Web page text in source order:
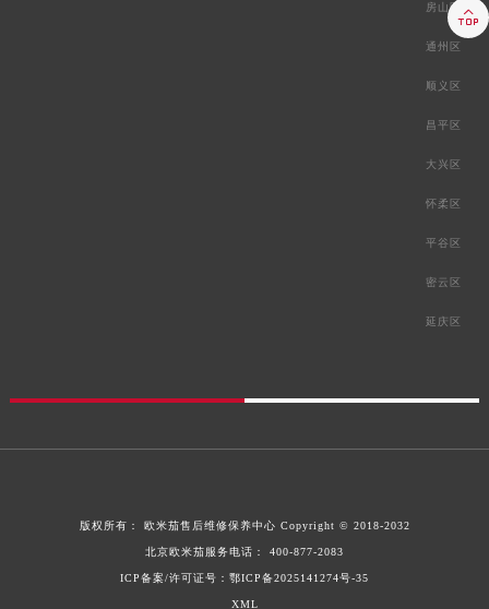
房山区
通州区
顺义区
昌平区
大兴区
怀柔区
平谷区
密云区
延庆区
版权所有： 欧米茄售后维修保养中心 Copyright © 2018-2032
北京欧米茄服务电话： 400-877-2083
ICP备案/许可证号：鄂ICP备2025141274号-35
XML
